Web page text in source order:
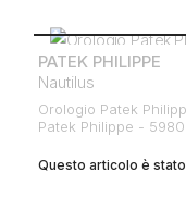
PATEK PHILIPPE
Nautilus
Orologio Patek
Patek Philippe -
Questo articolo è